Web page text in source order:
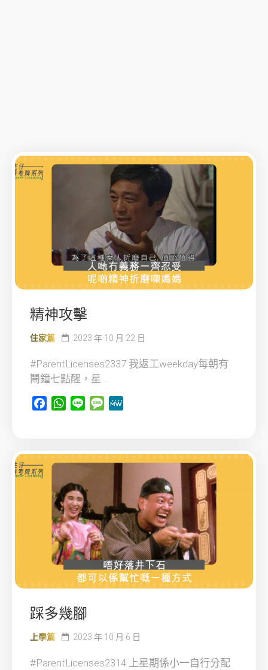
精神攻擊
住家篇 2023 年 10 月 22 日
#ParentLicenses2337 我返工weekday每朝有
鬧鐘七點醒，星...
FacebookWhatsApp
Line Message
踩多幾腳
上學篇 2023 年 10 月 6 日
#ParentLicenses2314 上星期係小一自行分配